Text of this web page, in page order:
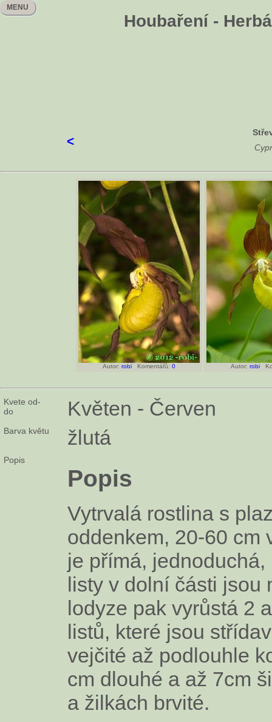
Houbaření -
MENU
<
Autor: robi Komentářů: 0 Autor: robi
Kvete od-
do
Květen - Červen
Barva květu žlutá
Popis
Popis
Vytrvalá rostlina s
oddenkem, 20-60 cm
je přímá,
listy v dolní části jsou
lodyze pak vyrůstá 2
listů, které jsou
vejčité až podlouhle
cm dlouhé a až 7cm
a žilkách brvité.